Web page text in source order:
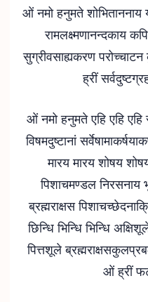
ओं नमो हनुमते
रामलक्ष्मणानन्दकाय
सुग्रीवसाह्यकरण
ह्रीं
ओं नमो हनुमते एहि एहि एहि
विषमदुष्टानां
मारय मारय शोषय
पिशाचमण्डल निरसनाय
ब्रह्मराक्षस
छिन्धि भिन्धि भिन्धि
पित्तशूले
ओं ह्रीं